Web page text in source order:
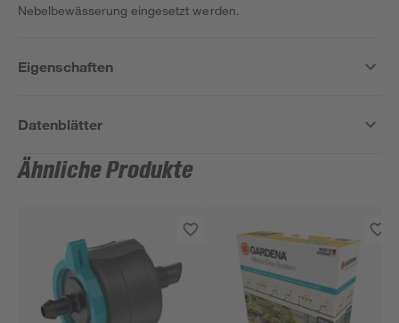
Nebelbewässerung eingesetzt werden.
Eigenschaften
Datenblätter
Ähnliche Produkte